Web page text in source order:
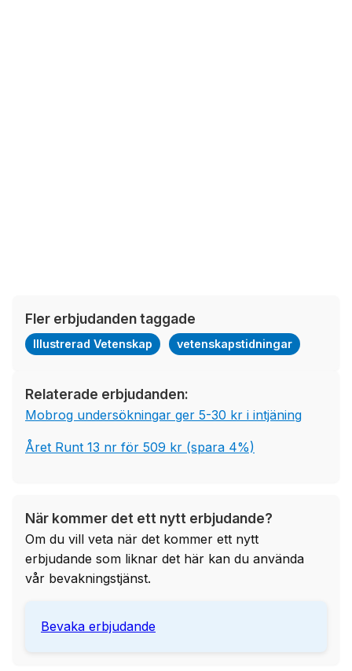
Fler erbjudanden taggade
Illustrerad Vetenskap vetenskapstidningar
Relaterade erbjudanden:
Mobrog undersökningar ger 5-30 kr i intjäning
Året Runt 13 nr för 509 kr (spara 4%)
När kommer det ett nytt erbjudande?
Om du vill veta när det kommer ett nytt
erbjudande som liknar det här kan du använda
vår bevakningstjänst.
Bevaka erbjudande